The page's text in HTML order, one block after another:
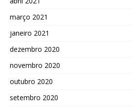
março 2021
janeiro 2021
dezembro 2020
novembro 2020
outubro 2020
setembro 2020